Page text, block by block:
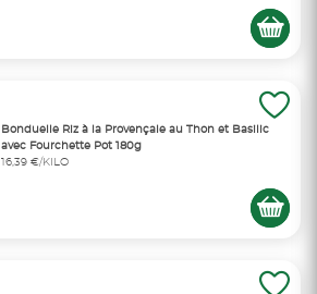
Bonduelle Riz à la Provençale au Thon et Basilic
avec Fourchette Pot 180g
16,39 €/KILO